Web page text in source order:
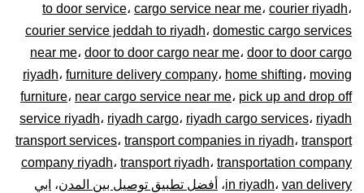
–
توصيل
نقل
to door service، cargo service near me، courier riyadh،
courier service jeddah to riyadh، domestic cargo services
near me، door to door cargo near me، door to door cargo
riyadh، furniture delivery company، home shifting، moving
furniture، near cargo service near me، pick up and drop off
service riyadh، riyadh cargo، riyadh cargo services، riyadh
transport services، transport companies in riyadh، transport
company riyadh، transport riyadh، transportation company
in riyadh، van delivery ، أفضل تطبيق توصيل بين المدن، ابي